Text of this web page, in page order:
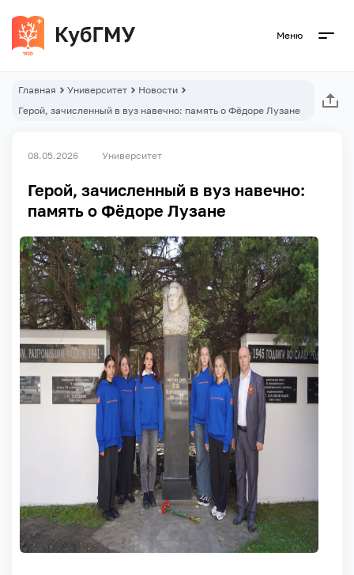
Меню
Главная Университет
Новости
Герой, зачисленный в вуз навечно: память о Фёдоре Лузане
08.05.2026 Университет
Герой, зачисленный в вуз навечно:
память о Фёдоре Лузане